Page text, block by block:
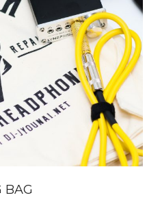
BAG